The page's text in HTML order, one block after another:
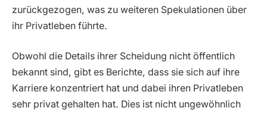
zurückgezogen, was zu weiteren Spekulationen über
ihr Privatleben führte.
Obwohl die Details ihrer Scheidung nicht öffentlich
bekannt sind, gibt es Berichte, dass sie sich auf ihre
Karriere konzentriert hat und dabei ihren Privatleben
sehr privat gehalten hat. Dies ist nicht ungewöhnlich